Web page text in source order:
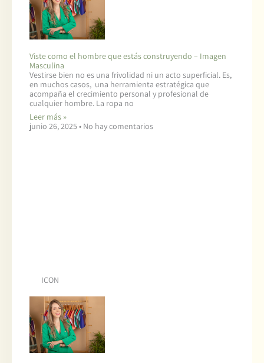
Viste como el hombre que estás construyendo – Imagen
Masculina
Vestirse bien no es una frivolidad ni un acto superficial. Es,
en muchos casos, una herramienta estratégica que
acompaña el crecimiento personal y profesional de
cualquier hombre. La ropa no
Leer más »
junio 26, 2025
No hay comentarios
ICON